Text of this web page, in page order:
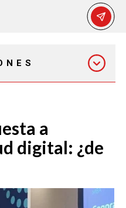
12:30 PM
PM
a
digital: ¿de